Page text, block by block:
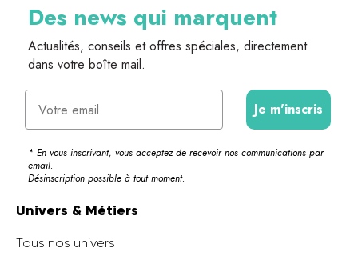
Des news qui marquent
Actualités, conseils et offres spéciales, directement
dans votre boîte mail.
Email
Je m'inscris
* En vous inscrivant, vous acceptez de recevoir nos communications par
email.
Désinscription possible à tout moment.
Univers & Métiers
Tous nos univers